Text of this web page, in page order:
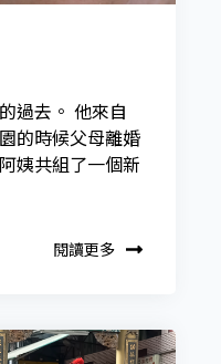
過去。 他來自
的時候父母離婚
姨共組了一個新
閱讀更多